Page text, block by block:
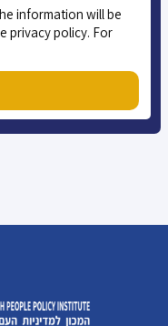
information will be
privacy policy. For